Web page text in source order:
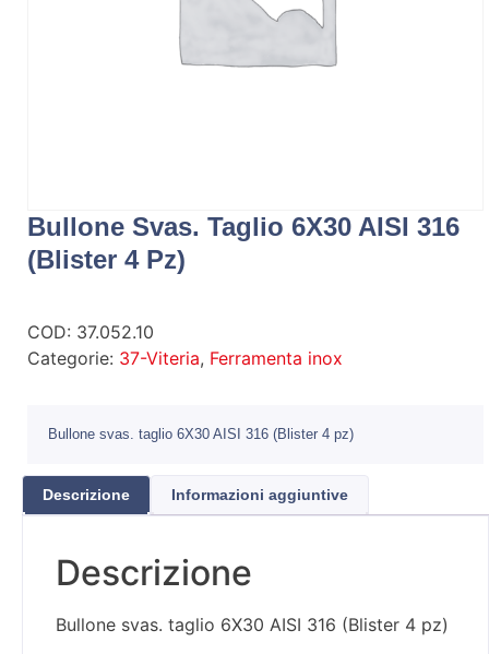
Bullone Svas. Taglio 6X30 AISI 316
(Blister 4 Pz)
COD: 37.052.10
Categorie: 37-Viteria, Ferramenta inox
Bullone svas. taglio 6X30 AISI 316 (Blister 4 pz)
Descrizione Informazioni aggiuntive
Descrizione
Bullone svas. taglio 6X30 AISI 316 (Blister 4 pz)